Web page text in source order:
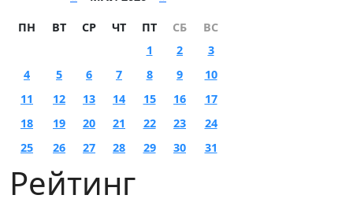
ПН ВТ СР ЧТ ПТ СБ
ВС
1
2
3
4
5 6 7 8 9
10
11
12 13 14 15 16
17
18
19 20 21 22 23
24
25
26 27 28 29 30 31
Рейтинг